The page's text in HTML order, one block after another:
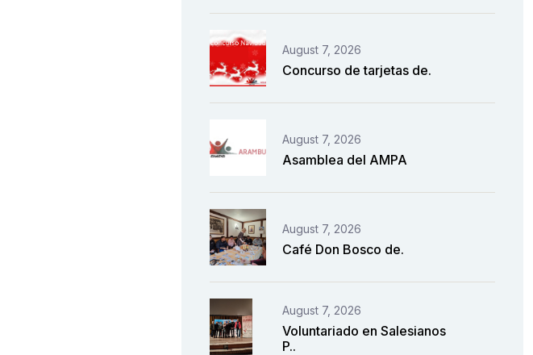
August 7, 2026
Concurso de tarjetas de.
August 7, 2026
Asamblea del AMPA
August 7, 2026
Café Don Bosco de.
August 7, 2026
Voluntariado en Salesianos
P..